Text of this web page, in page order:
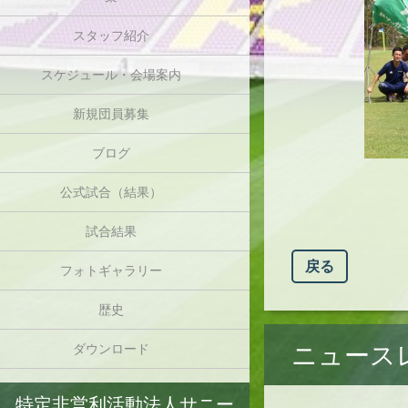
スタッフ紹介
スケジュール・会場案内
新規団員募集
ブログ
公式試合（結果）
試合結果
フォトギャラリー
歴史
ダウンロード
戻る
ニュース